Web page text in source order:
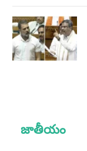
జాతీయం